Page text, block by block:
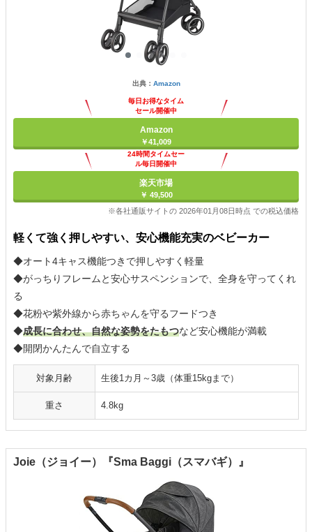
出典： Amazon
毎日お得なタイム
セール開催中
Amazon
￥41,009
24時間タイムセー
ル毎日開催中
楽天市場
￥ 49,500
※各社通販サイトの 2026年01月08日時点 での税込価格
軽くて強く押しやすい、安心機能充実のベビーカー
◆オート4キャス機能つきで押しやすく軽量
◆がっちりフレームと安心サスペンションで、全身を守ってくれ
る
◆花粉や紫外線から赤ちゃんを守るフードつき
◆成長に合わせ、自然な姿勢をたもつなど安心機能が満載
◆開閉かんたんで自立する
対象月齢 生後1カ月～3歳（体重15kgまで）
重さ 4.8kg
Joie（ジョイー）『Sma Baggi（スマバギ）』